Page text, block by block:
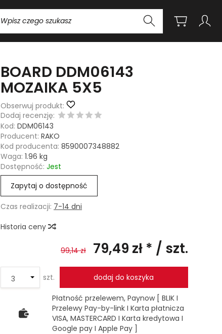
BOARD DDM06143
MOZAIKA 5X5
Obserwuj produkt:
Dodaj recenzję:
Kod: DDM06143
Producent: RAKO
Kod producenta: 8590007348882
Waga: 1.96 kg
Dostępność: Jest
Zapytaj o dostępność
Czas realizacji: 7-14 dni
Historia ceny
99,14 zł 79,49 zł * / szt.
szt. dodaj do koszyka
Płatność przelewem, Paynow [ BLIK I
Przelewy Pay-by-link I Karta płatnicza
VISA, MASTERCARD I Karta kredytowa I
Google pay I Apple Pay ]